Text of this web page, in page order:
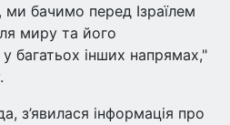
бачимо перед Ізраїлем
миру та його
багатьох інших напрямах,"
з’явилася інформація про